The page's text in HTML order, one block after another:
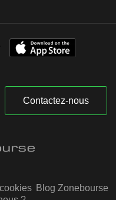
Contactez-nous
Blog Zonebourse